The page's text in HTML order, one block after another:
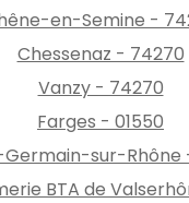
en-Semine -
Chessenaz - 74270
Vanzy - 74270
Farges - 01550
sur-Rhône
BTA de